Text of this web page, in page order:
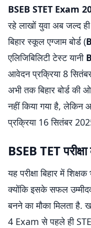
BSEB STET Exam
रहे लाखों युवा अब जल्द
बिहार स्कूल एग्जाम बोर्ड (
एलिजिबिलिटी टेस्ट यानी
आवेदन प्रक्रिया 8
अभी तक बिहार बोर्ड की
नहीं किया गया है,
प्रक्रिया 16 सितंबर
BSEB TET
यह परीक्षा बिहार में
क्योंकि इसके सफल
बनने का मौका मिलता है.
4 Exam से पहले ही